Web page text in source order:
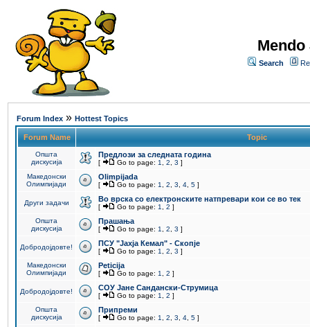
Search
Forum Index » Hottest Topics
Forum Name Topic
Општа
дискусија
Предлози за следната година
[ Go to page: 1 2 3 ]
Македонски
Олимпијади
Olimpijada
[ Go to page: 1 2 3 4 5 ]
Други задачи Во врска со електронските натпревари кои се во тек
[ Go to page: 1 2 ]
Општа
дискусија
Прашања
[ Go to page: 1 2 3 ]
Добродојдовте! ПCУ "Јахја Кемал" - Скопје
[ Go to page: 1 2 3 ]
Македонски
Олимпијади
Peticija
[ Go to page: 1 2 ]
Добродојдовте! СОУ Јане Сандански-Струмица
[ Go to page: 1 2 ]
Општа
дискусија
Припреми
[ Go to page: 1 2 3 4 5 ]